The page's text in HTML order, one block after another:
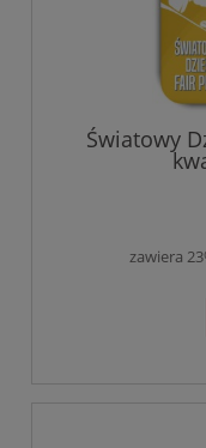
Światowy
zawiera